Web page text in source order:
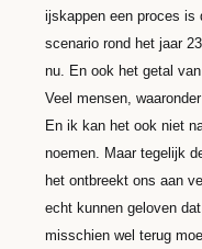
ijskappen een proces
scenario rond het jaar
nu. En ook het getal
Veel mensen,
En ik kan het ook niet
noemen. Maar tegelijk
het ontbreekt ons aan
echt kunnen geloven
misschien wel terug